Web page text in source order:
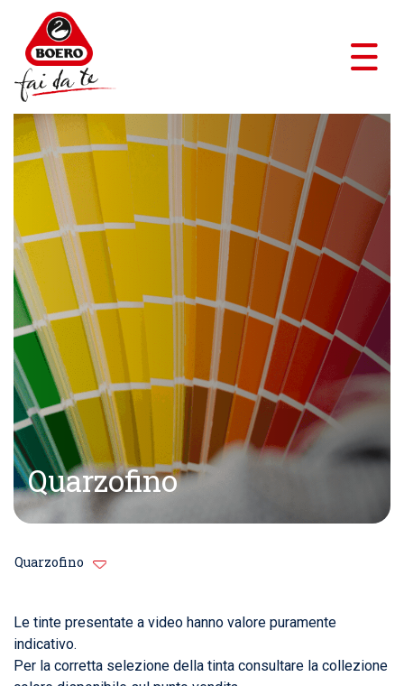
Quarzofino
Quarzofino
Le tinte presentate a video hanno valore puramente
indicativo.
Per la corretta selezione della tinta consultare la collezione